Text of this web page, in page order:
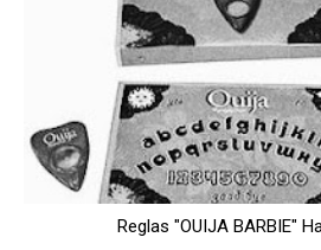
Reglas "OUIJA BARBIE"